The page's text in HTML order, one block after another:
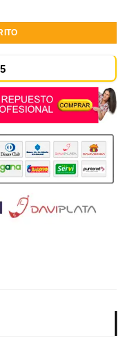
Nuevo cantidad